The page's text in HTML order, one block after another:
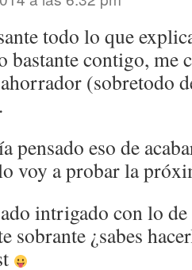
todo lo que
bastante contigo, me
(sobretodo
pensado eso de
voy a probar la
intrigado con lo de
sobrante ¿sabes